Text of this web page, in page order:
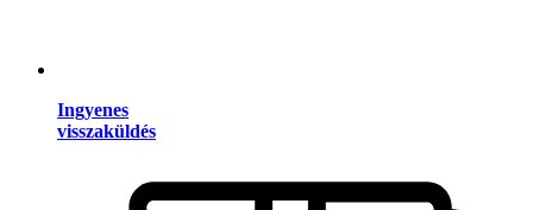
Ingyenes
visszaküldés